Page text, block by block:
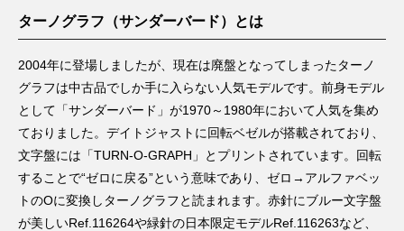
ターノグラフ（サンダーバード）とは
2004年に登場しましたが、現在は廃盤となってしまったターノ
グラフは中古品でしか手に入らない人気モデルです。前身モデル
として「サンダーバード」が1970～1980年において人気を集め
ておりました。デイトジャストに回転ベゼルが搭載されており、
文字盤には「TURN-O-GRAPH」とプリントされています。回転
することで“ゼロに戻る”という意味であり、ゼロ→アルファベッ
トのOに変換しターノグラフと読まれます。赤針にブルー文字盤
が美しいRef.116264や緑針の日本限定モデルRef.116263など、